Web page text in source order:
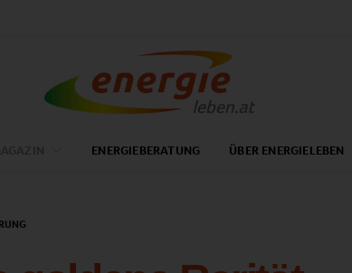
ENERGIEBERATUNG ÜBER ENERGIELEBEN